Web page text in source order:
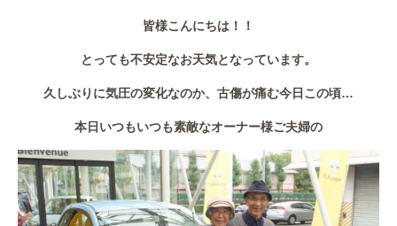
作業事例
店舗アクセス
皆様こんにちは！！
とっても不安定なお天気となっています。
久しぶりに気圧の変化なのか、古傷が痛む今日この頃…
本日いつもいつも素敵なオーナー様ご夫婦の